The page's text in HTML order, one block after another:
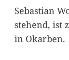
Sebastian
stehend, ist
in Okarben.